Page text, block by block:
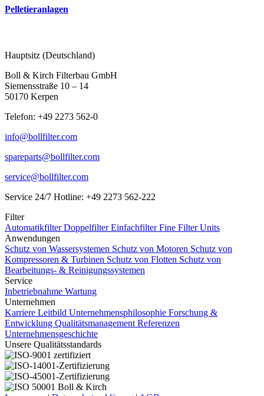
Pelletieranlagen
Hauptsitz (Deutschland)
Boll & Kirch Filterbau GmbH
Siemensstraße 10 – 14
50170 Kerpen
Telefon: +49 2273 562-0
info@bollfilter.com
spareparts@bollfilter.com
service@bollfilter.com
Service 24/7 Hotline: +49 2273 562-222
Filter
AutomatikfilterDoppelfilterEinfachfilterFine Filter Units
Anwendungen
Schutz von Wassersystemen Schutz von Motoren Schutz von
Kompressoren & Turbinen Schutz von Flotten Schutz von
Bearbeitungs- & Reinigungssystemen
Service
Inbetriebnahme Wartung
Unternehmen
Karriere Leitbild Unternehmensphilosophie Forschung &
Entwicklung Qualitätsmanagement Referenzen
Unternehmensgeschichte
Unsere Qualitätsstandards